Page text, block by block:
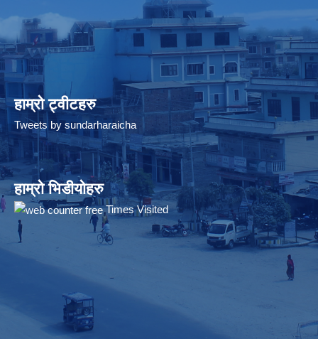
हाम्रो ट्वीटहरु
Tweets by sundarharaicha
हाम्रो भिडीयोहरु
Times Visited